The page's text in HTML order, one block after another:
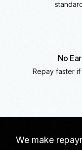
No
Repay faster
We make